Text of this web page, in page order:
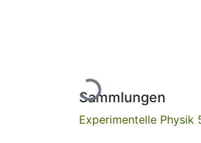
Lade...
Sammlungen
Experimentelle Physik